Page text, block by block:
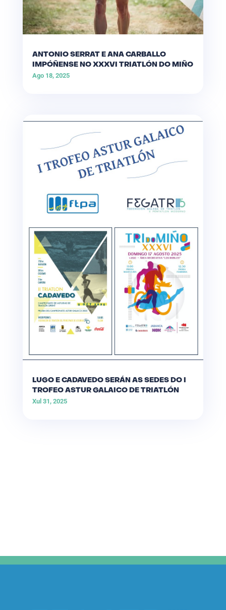
ANTONIO SERRAT E ANA CARBALLO
IMPÓÑENSE NO XXXVI TRIATLÓN DO MIÑO
Ago 18, 2025
LUGO E CADAVEDO SERÁN AS SEDES DO I
TROFEO ASTUR GALAICO DE TRIATLÓN
Xul 31, 2025